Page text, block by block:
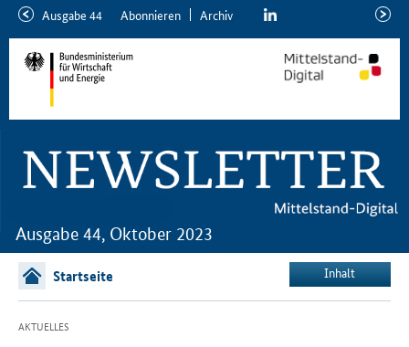
ältereAusgabe 44 Abon­nie­ren Ar­chiv linkedin
Ausgabe 44, Oktober 2023
Startseite Inhalt
AKTUELLES